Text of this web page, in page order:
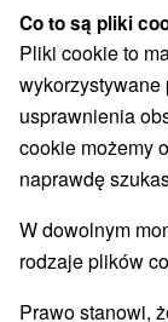
Loty widokowe i
Túry a turistické
Amfiteatry i kina
Ośrodek
Rafting, rafting,
Skanseny (3)
Zamki, pałace,
Wieże
Kościoły
Co to są pliki
Pliki cookie to
wykorzystywane
usprawnienia
cookie możemy
naprawdę
W dowolnym
rodzaje plików
Prawo stanowi,